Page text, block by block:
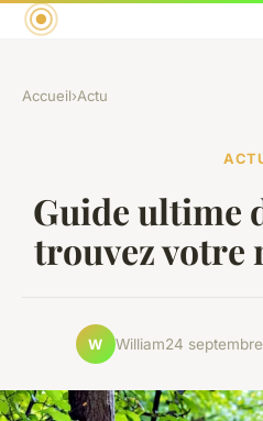
Accueil›Actu
Guide ultime
trouvez votre
W William24